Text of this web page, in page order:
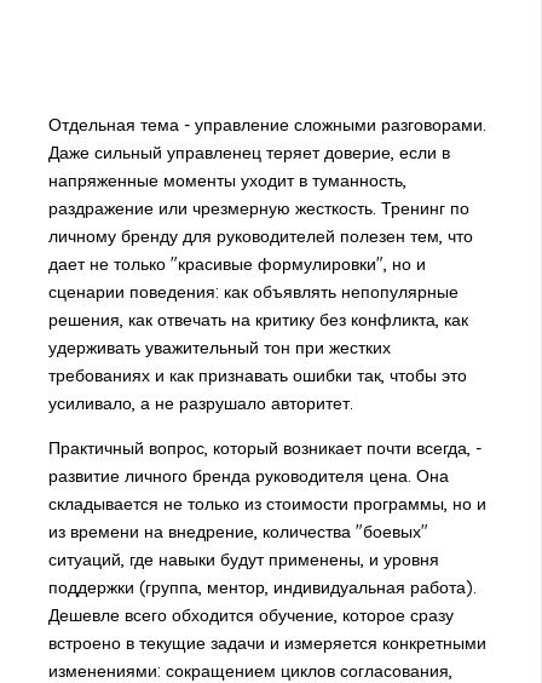
Отдельная тема - управление сложными разговорами.
Даже сильный управленец теряет доверие, если в
напряженные моменты уходит в туманность,
раздражение или чрезмерную жесткость. Тренинг по
личному бренду для руководителей полезен тем, что
дает не только "красивые формулировки", но и
сценарии поведения: как объявлять непопулярные
решения, как отвечать на критику без конфликта, как
удерживать уважительный тон при жестких
требованиях и как признавать ошибки так, чтобы это
усиливало, а не разрушало авторитет.
Практичный вопрос, который возникает почти всегда, -
развитие личного бренда руководителя цена. Она
складывается не только из стоимости программы, но и
из времени на внедрение, количества "боевых"
ситуаций, где навыки будут применены, и уровня
поддержки (группа, ментор, индивидуальная работа).
Дешевле всего обходится обучение, которое сразу
встроено в текущие задачи и измеряется конкретными
изменениями: сокращением циклов согласования,